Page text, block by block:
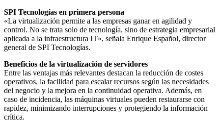
SPI Tecnologías en primera persona
«La virtualización permite a las empresas ganar en agilidad y
control. No se trata solo de tecnología, sino de estrategia empresarial
aplicada a la infraestructura IT», señala Enrique Español, director
general de SPI Tecnologías.
Beneficios de la virtualización de servidores
Entre las ventajas más relevantes destacan la reducción de costes
operativos, la facilidad para escalar recursos según las necesidades
del negocio y la mejora en la continuidad operativa. Además, en
caso de incidencia, las máquinas virtuales pueden restaurarse con
rapidez, minimizando interrupciones y protegiendo la información
crítica.